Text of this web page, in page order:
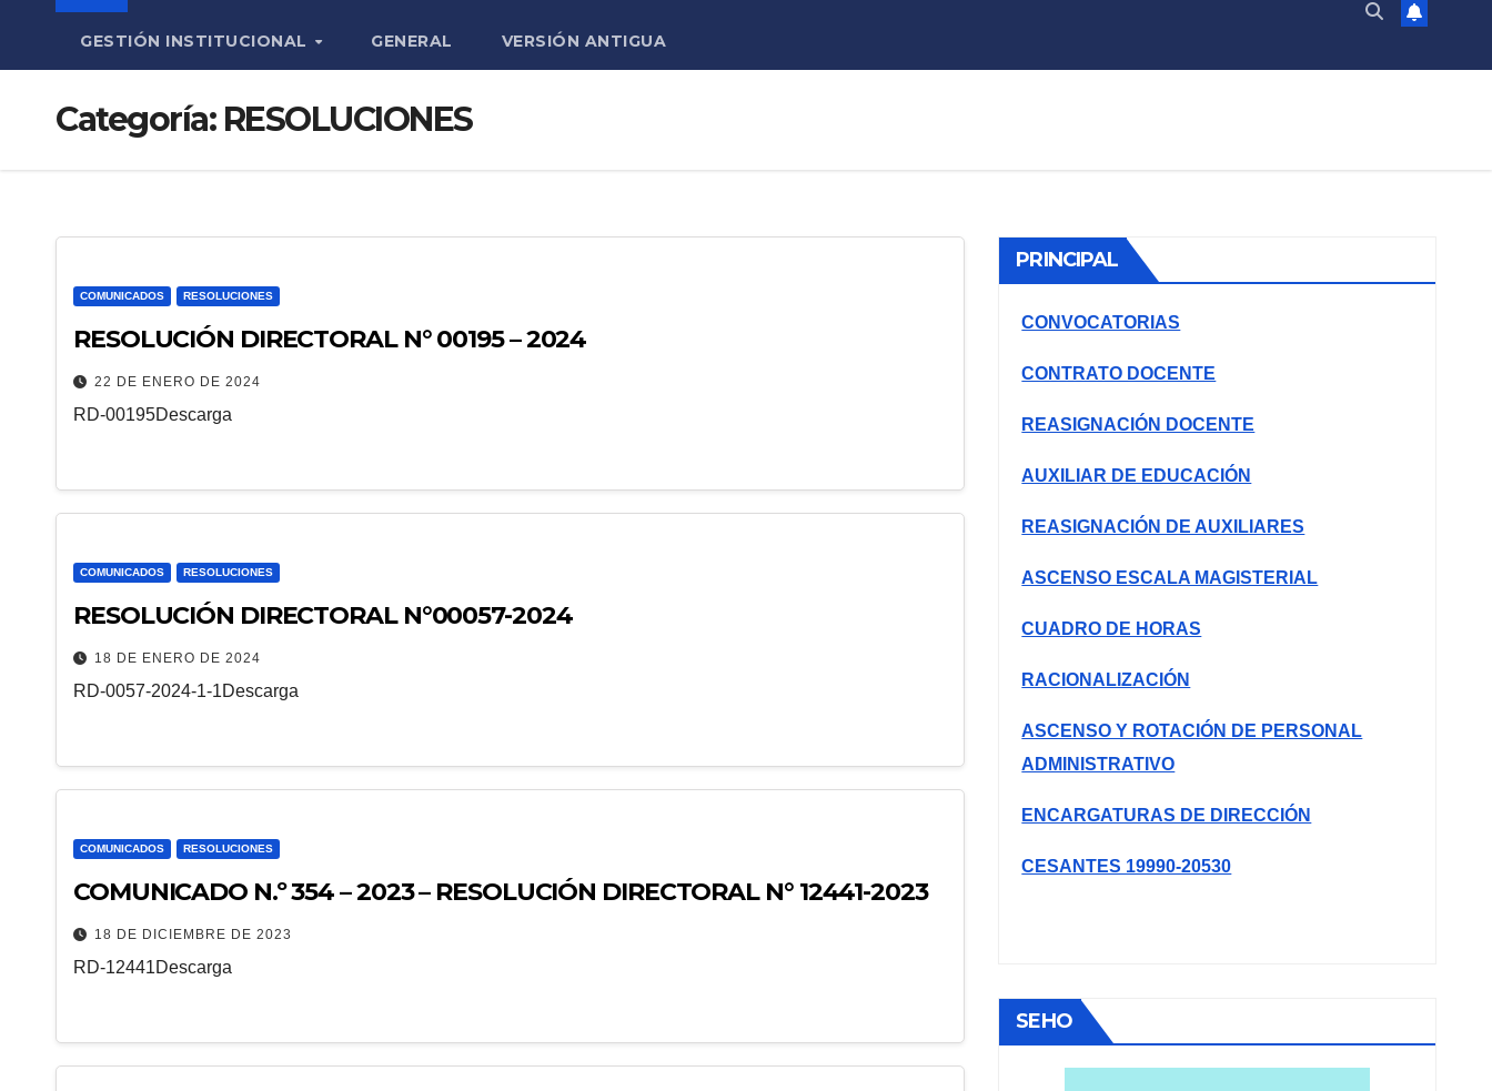
GESTIÓN INSTITUCIONAL GENERAL VERSIÓN ANTIGUA
Categoría: RESOLUCIONES
COMUNICADOS RESOLUCIONES
RESOLUCIÓN DIRECTORAL N° 00195 – 2024
22 DE ENERO DE 2024
RD-00195Descarga
COMUNICADOS RESOLUCIONES
RESOLUCIÓN DIRECTORAL N°00057-2024
18 DE ENERO DE 2024
RD-0057-2024-1-1Descarga
COMUNICADOS RESOLUCIONES
COMUNICADO N.º 354 – 2023 – RESOLUCIÓN DIRECTORAL N° 12441-2023
18 DE DICIEMBRE DE 2023
RD-12441Descarga
PRINCIPAL
CONVOCATORIAS
CONTRATO DOCENTE
REASIGNACIÓN DOCENTE
AUXILIAR DE EDUCACIÓN
REASIGNACIÓN DE AUXILIARES
ASCENSO ESCALA MAGISTERIAL
CUADRO DE HORAS
RACIONALIZACIÓN
ASCENSO Y ROTACIÓN DE PERSONAL
ADMINISTRATIVO
ENCARGATURAS DE DIRECCIÓN
CESANTES 19990-20530
SEHO